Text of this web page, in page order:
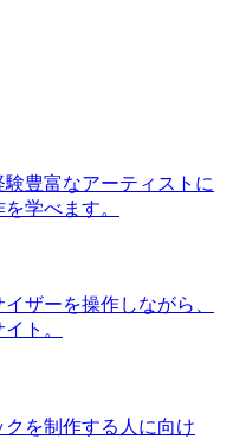
豊富なアーティストに
学べます。
ザーを操作しながら、
ト。
を制作する人に向け